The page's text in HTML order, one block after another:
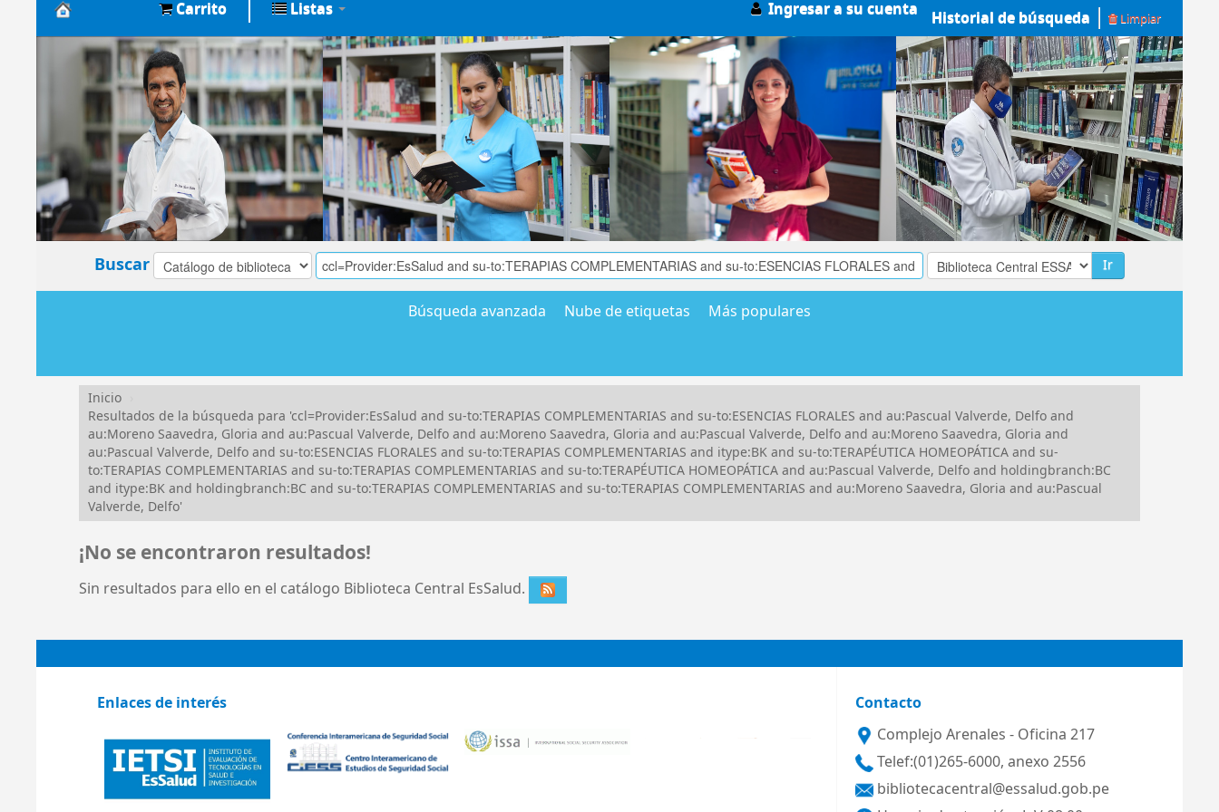
Biblioteca
Central
EsSalud
Carrito Listas Ingresar a su cuenta Historial de búsqueda Limpiar
Buscar Ir
Búsqueda avanzada Nube de etiquetas Más populares
Inicio
Resultados de la búsqueda para 'ccl=Provider:EsSalud and su-to:TERAPIAS COMPLEMENTARIAS and su-to:ESENCIAS FLORALES and au:Pascual Valverde, Delfo and
au:Moreno Saavedra, Gloria and au:Pascual Valverde, Delfo and au:Moreno Saavedra, Gloria and au:Pascual Valverde, Delfo and au:Moreno Saavedra, Gloria and
au:Pascual Valverde, Delfo and su-to:ESENCIAS FLORALES and su-to:TERAPIAS COMPLEMENTARIAS and itype:BK and su-to:TERAPÉUTICA HOMEOPÁTICA and su-
to:TERAPIAS COMPLEMENTARIAS and su-to:TERAPIAS COMPLEMENTARIAS and su-to:TERAPÉUTICA HOMEOPÁTICA and au:Pascual Valverde, Delfo and holdingbranch:BC
and itype:BK and holdingbranch:BC and su-to:TERAPIAS COMPLEMENTARIAS and su-to:TERAPIAS COMPLEMENTARIAS and au:Moreno Saavedra, Gloria and au:Pascual
Valverde, Delfo'
¡No se encontraron resultados!
Sin resultados para ello en el catálogo Biblioteca Central EsSalud.
Enlaces de interés
Contacto
Complejo Arenales - Oficina 217
Telef:(01)265-6000, anexo 2556
bibliotecacentral@essalud.gob.pe